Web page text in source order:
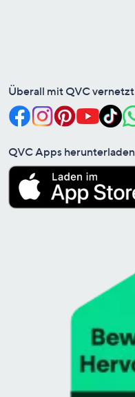
Überall mit QVC vernetzt
QVC Apps herunterladen